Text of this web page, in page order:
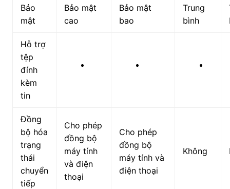
Bảo
mật
Bảo mật
cao
Bảo mật
bao
Trung
bình
Hỗ trợ
tệp
đính
kèm
tin
Đồng
bộ hóa
trạng
thái
chuyển
tiếp
Cho phép
đồng bộ
máy tính
và điện
thoại
Cho phép
đồng bộ
máy tính và
điện thoại
Không